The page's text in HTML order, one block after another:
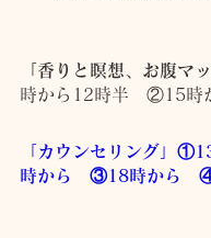
「香りと瞑想、お腹マ
時から12時半　②15時
「カウンセリング」
時から　③18時から　